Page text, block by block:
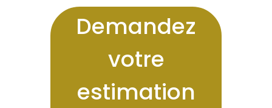
Demandez
votre
estimation